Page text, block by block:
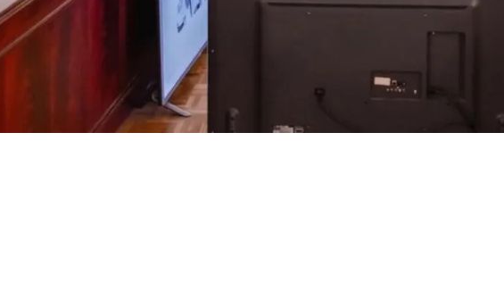
ante imposición
por Trump